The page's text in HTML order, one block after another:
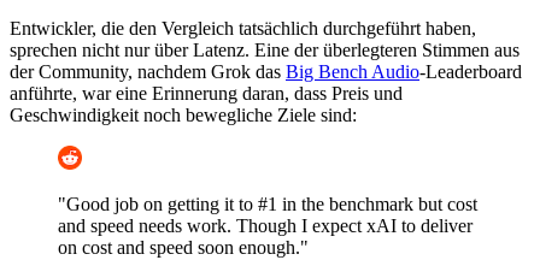
Entwickler, die den Vergleich tatsächlich durchgeführt haben,
sprechen nicht nur über Latenz. Eine der überlegteren Stimmen aus
der Community, nachdem Grok das Big Bench Audio-Leaderboard
anführte, war eine Erinnerung daran, dass Preis und
Geschwindigkeit noch bewegliche Ziele sind:
"Good job on getting it to #1 in the benchmark but cost
and speed needs work. Though I expect xAI to deliver
on cost and speed soon enough."